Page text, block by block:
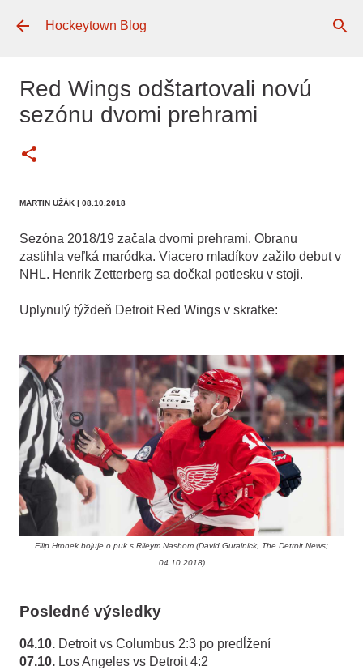
Preskočiť na hlavný obsah
Hockeytown Blog
Red Wings odštartovali novú
sezónu dvomi prehrami
MARTIN UŽÁK | 08.10.2018
Sezóna 2018/19 začala dvomi prehrami. Obranu
zastihla veľká maródka. Viacero mladíkov zažilo debut v
NHL. Henrik Zetterberg sa dočkal potlesku v stoji.
Uplynulý týždeň Detroit Red Wings v skratke:
Filip Hronek bojuje o puk s Rileym Nashom (David Guralnick, The Detroit News;
04.10.2018)
Posledné výsledky
04.10. Detroit vs Columbus 2:3 po predĺžení
07.10. Los Angeles vs Detroit 4:2